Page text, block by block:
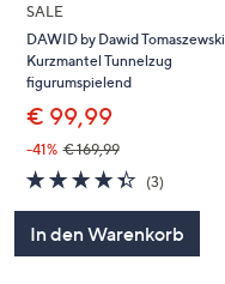
SALE
DAWID by Dawid Tomaszewski
Kurzmantel Tunnelzug
figurumspielend
€ 99,99
-41% € 169,99
4.3
von
(3)3
In den Warenkorb